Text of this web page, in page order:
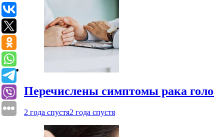
Перечислены симптомы рака
2 года спустя2 года спустя